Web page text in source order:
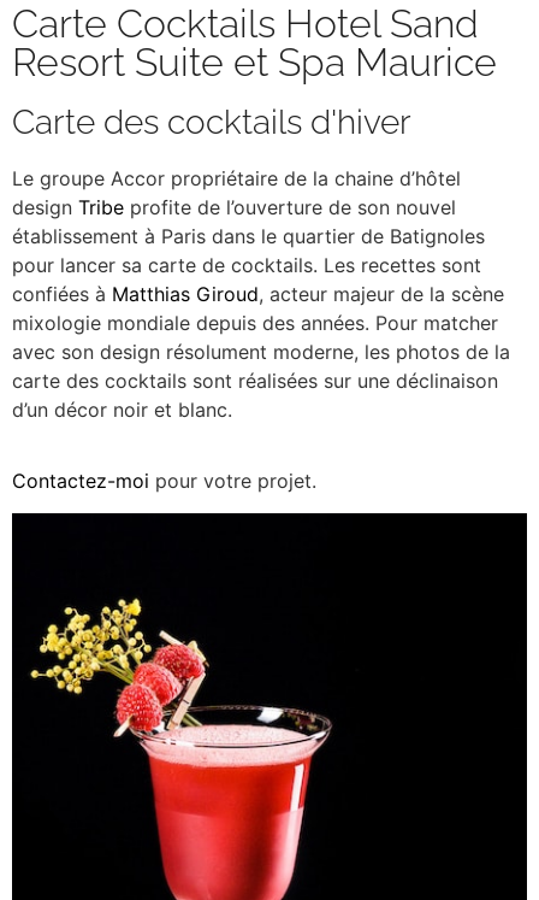
Carte Cocktails Hotel Sand
Resort Suite et Spa Maurice
Carte des cocktails d'hiver
Le groupe Accor propriétaire de la chaine d’hôtel
design Tribe profite de l’ouverture de son nouvel
établissement à Paris dans le quartier de Batignoles
pour lancer sa carte de cocktails. Les recettes sont
confiées à Matthias Giroud, acteur majeur de la scène
mixologie mondiale depuis des années. Pour matcher
avec son design résolument moderne, les photos de la
carte des cocktails sont réalisées sur une déclinaison
d’un décor noir et blanc.
Contactez-moi pour votre projet.